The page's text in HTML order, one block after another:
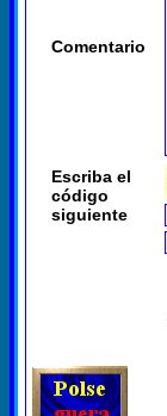
Comentario
Escriba el
código
siguiente